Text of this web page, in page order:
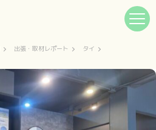
出張・取材レポート タイ